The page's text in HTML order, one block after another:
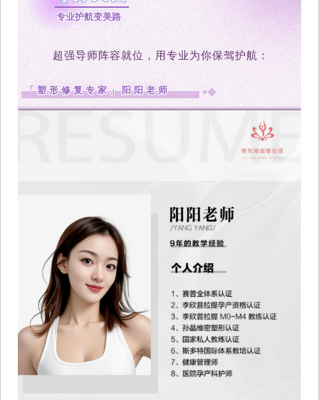
专业护航变美路
超强导师阵容就位，用专业为你保驾护航：
「塑形修复专家」阳阳老师